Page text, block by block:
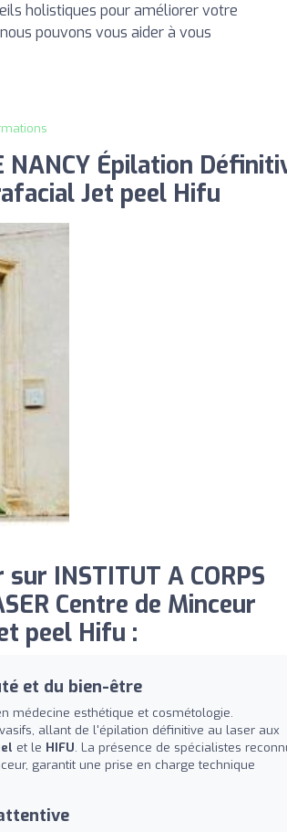
holistiques pour améliorer votre
pouvons vous aider à vous
NANCY Épilation
Jet peel Hifu
INSTITUT A CORPS
Centre de Minceur
peel Hifu :
et du bien-être
médecine esthétique et cosmétologie.
allant de l'épilation définitive au laser aux
et le HIFU. La présence de spécialistes
garantit une prise en charge technique